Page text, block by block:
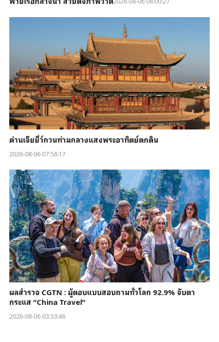
ด่านเจียยี่ว์กวนท่ามกลางแสงพระอาทิตย์ตกดิน
2026-08-06 07:58:17
ผลสำรวจ CGTN : ผู้ตอบแบบสอบถามทั่วโลก 92.9% จับตา
กระแส “China Travel”
2026-08-06 03:33:46